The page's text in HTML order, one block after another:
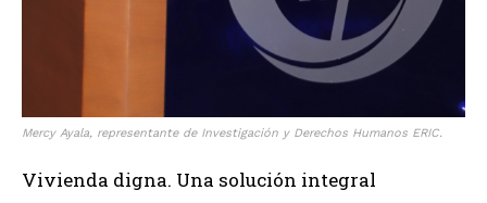
Mercy Ayala, representante de Investigación y Derechos Humanos ERIC.
Vivienda digna. Una solución integral